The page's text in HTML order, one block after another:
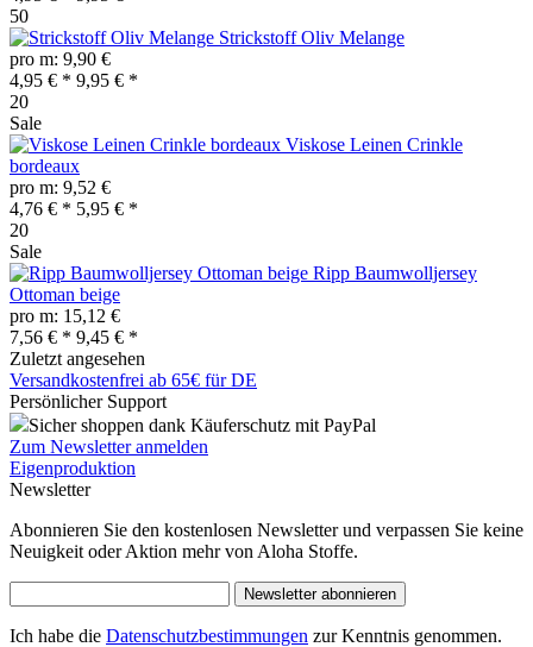
50
Strickstoff Oliv Melange
pro m: 9,90 €
4,95 € * 9,95 € *
20
Sale
Viskose Leinen Crinkle
bordeaux
pro m: 9,52 €
4,76 € * 5,95 € *
20
Sale
Ripp Baumwolljersey
Ottoman beige
pro m: 15,12 €
7,56 € * 9,45 € *
Zuletzt angesehen
Versandkostenfrei ab 65€ für DE
Persönlicher Support
Sicher shoppen dank Käuferschutz mit PayPal
Zum Newsletter anmelden
Eigenproduktion
Newsletter
Abonnieren Sie den kostenlosen Newsletter und verpassen Sie keine
Neuigkeit oder Aktion mehr von Aloha Stoffe.
Newsletter abonnieren
Ich habe die Datenschutzbestimmungen zur Kenntnis genommen.